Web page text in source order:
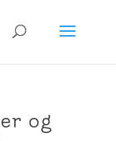
og